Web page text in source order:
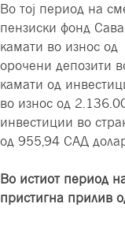
Во тој период на
пензиски фонд
камати во износ
орочени депозити
камати од
во износ од
инвестиции во
од 955,94 САД
Во истиот период
пристигна прилив